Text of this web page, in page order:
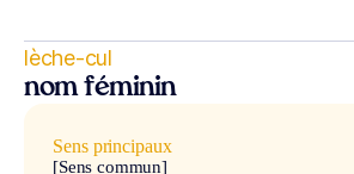
lèche-cul
nom féminin
Sens principaux
[Sens commun]